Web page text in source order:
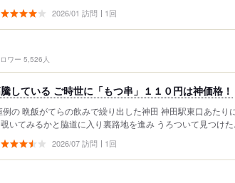
2026/01 訪問 1回
ワー 5,526人
している ご時世に「もつ串」１１０円は神価格！
例の 晩飯がてらの飲みで繰り出した神田 神田駅東口あたり
いてみるかと脇道に入り裏路地を進み うろついて見つけた
2026/07 訪問 1回